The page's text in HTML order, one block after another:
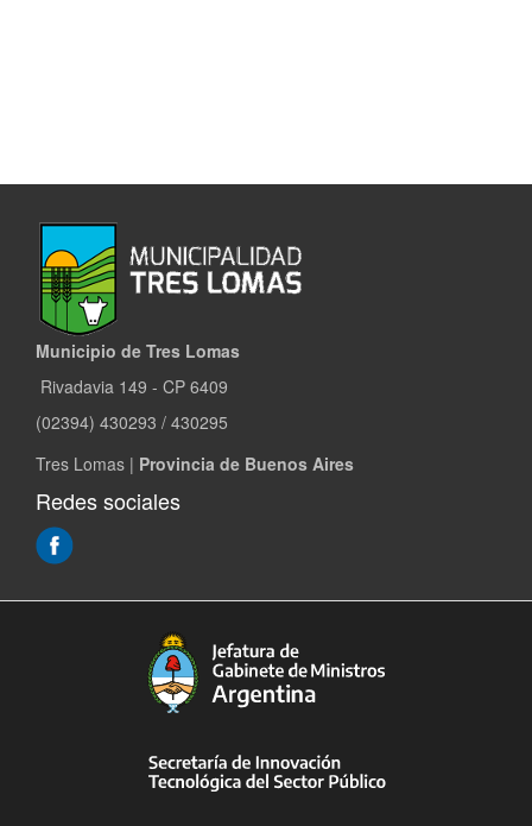
Municipio de Tres Lomas
Rivadavia 149 - CP 6409
(02394) 430293 / 430295
Tres Lomas | Provincia de Buenos Aires
Redes sociales